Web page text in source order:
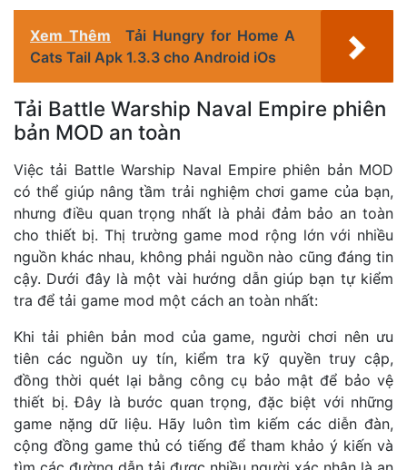
Xem Thêm
Tải Hungry for Home A
Cats Tail Apk 1.3.3 cho Android iOs
Tải Battle Warship Naval Empire phiên
bản MOD an toàn
Việc tải Battle Warship Naval Empire phiên bản MOD
có thể giúp nâng tầm trải nghiệm chơi game của bạn,
nhưng điều quan trọng nhất là phải đảm bảo an toàn
cho thiết bị. Thị trường game mod rộng lớn với nhiều
nguồn khác nhau, không phải nguồn nào cũng đáng tin
cậy. Dưới đây là một vài hướng dẫn giúp bạn tự kiểm
tra để tải game mod một cách an toàn nhất:
Khi tải phiên bản mod của game, người chơi nên ưu
tiên các nguồn uy tín, kiểm tra kỹ quyền truy cập,
đồng thời quét lại bằng công cụ bảo mật để bảo vệ
thiết bị. Đây là bước quan trọng, đặc biệt với những
game nặng dữ liệu. Hãy luôn tìm kiếm các diễn đàn,
cộng đồng game thủ có tiếng để tham khảo ý kiến và